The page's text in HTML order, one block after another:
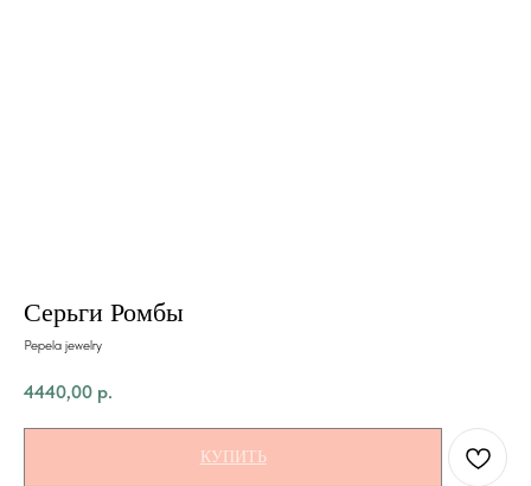
Серьги Ромбы
Pepela jewelry
4440,00 р.
КУПИТЬ